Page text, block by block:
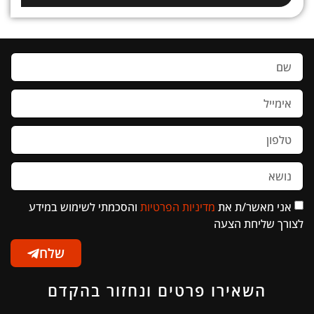
אני מאשר/ת את מדיניות הפרטיות והסכמתי לשימוש במידע
לצורך שליחת הצעה
שלח
השאירו פרטים ונחזור בהקדם